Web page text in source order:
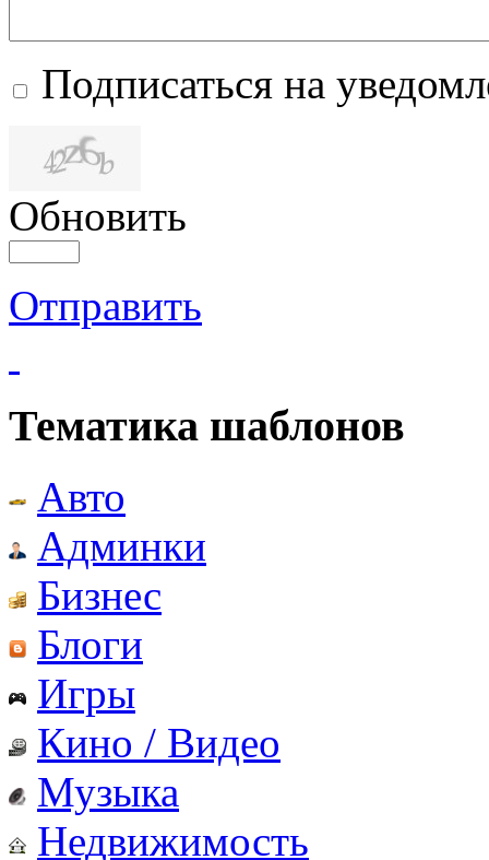
Подписаться на
Обновить
Отправить
Тематика шаблонов
Авто
Админки
Бизнес
Блоги
Игры
Кино / Видео
Музыка
Недвижимость